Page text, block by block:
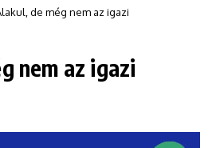
de még nem az igazi
nem az igazi